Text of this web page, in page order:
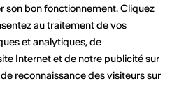
Les Halles
de création et d’accueil
arts de la scène
ancien Sierre 13
CP 96
son bon fonctionnement. Cliquez
au traitement de vos
et analytiques, de
Internet et de notre publicité sur
reconnaissance des visiteurs sur